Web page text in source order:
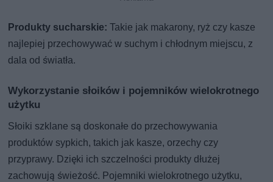
Produkty sucharskie: Takie jak makarony, ryż czy kasze
najlepiej przechowywać w suchym i chłodnym miejscu, z
dala od światła.
Wykorzystanie słoików i pojemników wielokrotnego
użytku
Słoiki szklane są doskonałe do przechowywania
produktów sypkich, takich jak kasze, orzechy czy
przyprawy. Dzięki ich szczelności produkty dłużej
zachowują świeżość. Pojemniki wielokrotnego użytku,